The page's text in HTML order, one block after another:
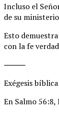
Incluso el
de su
Esto
con la fe
⸻
Exégesis bíblica
En Salmo 56:8,